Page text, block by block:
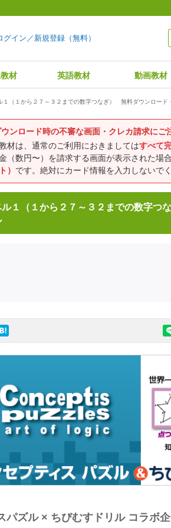
グイン／新規登録（無料）
材 英語教材 動画教材
（１から２７～３２までの数字つなぎ） 無料ダウンロード
ウンロード時の不審な画面・クレカ請求にご
材は、通常のご利用におきましてはすべて
（数円〜）を請求する画面が表示された場
） です。絶対にカード情報を入力しないで
１（１から２７～３２までの数字つ
パズル × ちびむすドリル コラボ